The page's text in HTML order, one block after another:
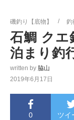
磯釣り【底物】 釣
石鯛 クエ
泊まり釣
written by 脇山
2019年6月17日
0 ツイ